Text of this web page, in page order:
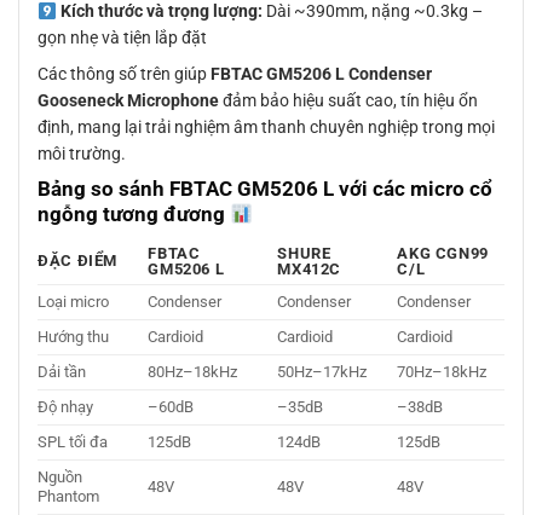
Kích thước và trọng lượng: Dài ~390mm, nặng ~0.3kg –
gọn nhẹ và tiện lắp đặt
Các thông số trên giúp FBTAC GM5206 L Condenser
Gooseneck Microphoneđảm bảo hiệu suất cao, tín hiệu ổn
định, mang lại trải nghiệm âm thanh chuyên nghiệp trong mọi
môi trường.
Bảng so sánh FBTAC GM5206 L với các micro cổ
ngỗng tương đương
ĐẶC ĐIỂM
FBTAC
GM5206 L
SHURE
MX412C
AKG CGN99
C/L
Loại micro
Condenser Condenser
Condenser
Hướng thu
Cardioid Cardioid
Cardioid
Dải tần
80Hz–18kHz 50Hz–17kHz
70Hz–18kHz
Độ nhạy
–60dB –35dB
–38dB
SPL tối đa
125dB 124dB
125dB
Nguồn
Phantom
48V 48V 48V